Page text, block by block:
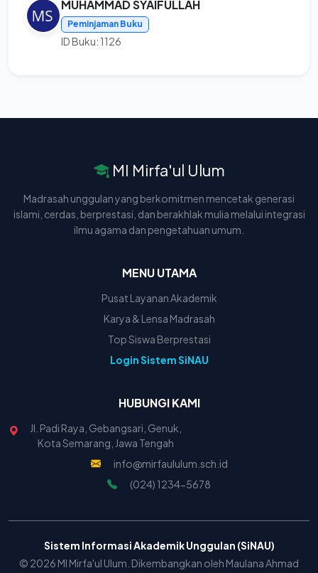
MUHAMMAD SYAIFULLAH
Peminjaman Buku
ID Buku: 1126
MI Mirfa'ul Ulum
Madrasah unggulan yang berkomitmen mencetak generasi
islami, cerdas, berprestasi, dan berakhlak mulia melalui integrasi
ilmu agama dan pengetahuan umum.
MENU UTAMA
Pusat Layanan Akademik
Karya & Lensa Madrasah
Top Siswa Berprestasi
Login Sistem SiNAU
HUBUNGI KAMI
Jl. Padi Raya, Gebangsari, Genuk,
Kota Semarang, Jawa Tengah
info@mirfaululum.sch.id
(024) 1234-5678
Sistem Informasi Akademik Unggulan (SiNAU)
© 2026 MI Mirfa'ul Ulum. Dikembangkan oleh Maulana Ahmad